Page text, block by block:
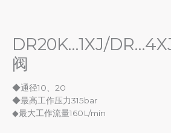
DR20K…1XJ/
阀
◆通径10、20
◆最高工作压力315bar
◆最大工作流量160L/min